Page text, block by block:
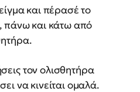
και πέρασέ το
πάνω και κάτω από
τον ολισθητήρα
να κινείται ομαλά.